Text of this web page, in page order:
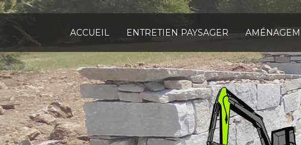
Aller
contenu
principal
ACCUEIL ENTRETIEN PAYSAGER